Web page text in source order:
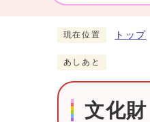
現在位置 トップ
あしあと
文化財